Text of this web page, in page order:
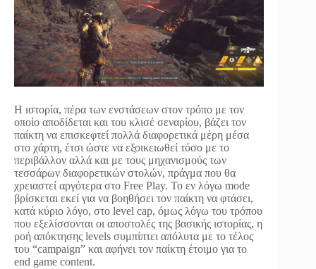
Η ιστορία, πέρα των ενστάσεων στον τρόπο με τον
οποίο αποδίδεται και του κλισέ σεναρίου, βάζει τον
παίκτη να επισκεφτεί πολλά διαφορετικά μέρη μέσα
στο χάρτη, έτσι ώστε να εξοικειωθεί τόσο με το
περιβάλλον αλλά και με τους μηχανισμούς των
τεσσάρων διαφορετικών στολών, πράγμα που θα
χρειαστεί αργότερα στο Free Play. Το εν λόγω mode
βρίσκεται εκεί για να βοηθήσει τον παίκτη να φτάσει,
κατά κύριο λόγο, στο level cap, όμως λόγω του τρόπου
που εξελίσσονται οι αποστολές της βασικής ιστορίας, η
ροή απόκτησης levels συμπίπτει απόλυτα με το τέλος
του “campaign” και αφήνει τον παίκτη έτοιμο για το
end game content.